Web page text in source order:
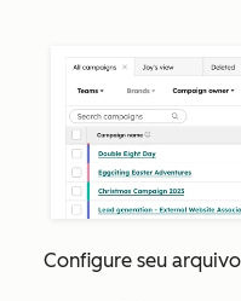
Configure seu